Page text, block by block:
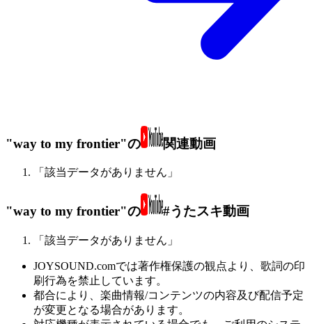
"way to my frontier"の 関連動画
「該当データがありません」
"way to my frontier"の #うたスキ動画
「該当データがありません」
JOYSOUND.comでは著作権保護の観点より、歌詞の印
刷行為を禁止しています。
都合により、楽曲情報/コンテンツの内容及び配信予定
が変更となる場合があります。